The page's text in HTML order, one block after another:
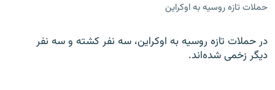
حملات تازه روسیه به اوکراین
در حملات تازه روسیه به اوکراین، سه نفر کشته و سه نفر
دیگر زخمی شده‌اند.